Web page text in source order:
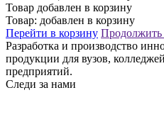
Товар добавлен в корзину
Товар: добавлен в корзину
Перейти в корзину Продолжить
Разработка и производство
продукции для вузов,
предприятий.
Следи за нами